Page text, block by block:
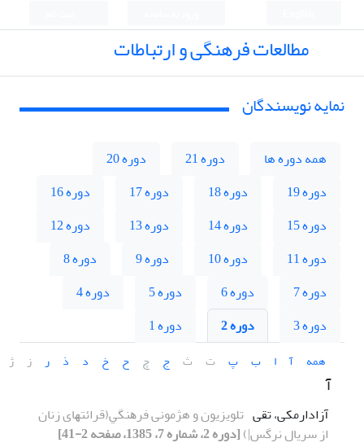
مطالعات فرهنگی و ارتباطات
نمایه نویسندگان
همه دوره ها دوره 21
دوره 20
دوره 19
دوره 18 دوره 17
دوره 16
دوره 15
دوره 14 دوره 13
دوره 12
دوره 11
دوره 10 دوره 9
دوره 8
دوره 7
دوره 6 دوره 5
دوره 4
دوره 3
دوره 2 دوره 1
همه آ ا ب پ ت ث ج چ ح خ د ذ ر ز ژ
آ
آزادارمکی، تقی ﺗﻠﻮﻳﺰﻳﻮن و هژمونی ﻓﺮﻫﻨﮕﻲ(ﻗﺮاﺋﺘﻬﺎی زﻧﺎن
از ﺳﺮﻳﺎل نرگس|)[دوره 2، شماره 7، 1385، صفحه 2-41]